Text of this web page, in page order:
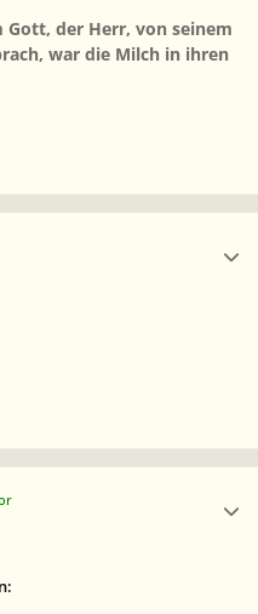
Gott, der Herr, von seinem
war die Milch in ihren